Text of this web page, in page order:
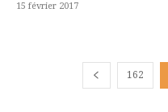
15 février 2017
162